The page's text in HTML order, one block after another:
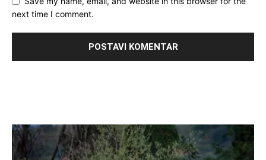
next time I comment.